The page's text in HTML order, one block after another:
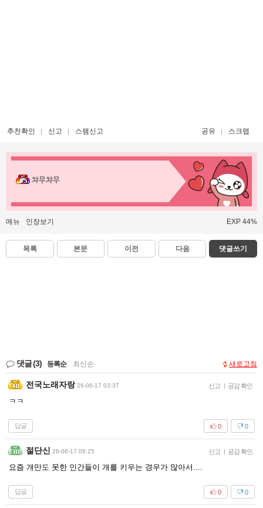
추천확인 신고 스팸신고 공유 스크랩
챠무챠무
메뉴 인장보기 EXP 44%
목록 본문 이전 다음 댓글쓰기
댓글(3) 등록순 최신순 새로고침
전국노래자랑 26-06-17 03:37 신고 | 공감 확인
ㅋㅋ
답글 0
0
절단신 26-06-17 09:25 신고 | 공감 확인
요즘 개만도 못한 인간들이 개를 키우는 경우가 많아서....
답글 0
0